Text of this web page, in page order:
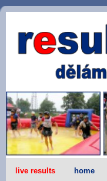
live results home